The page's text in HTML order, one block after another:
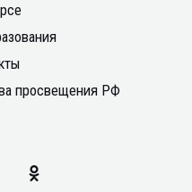
просвещения РФ